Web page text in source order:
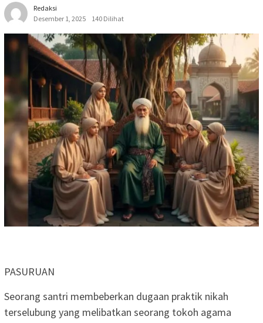
Redaksi
Desember 1, 2025
140 Dilihat
PASURUAN
Seorang santri membeberkan dugaan praktik nikah
terselubung yang melibatkan seorang tokoh agama